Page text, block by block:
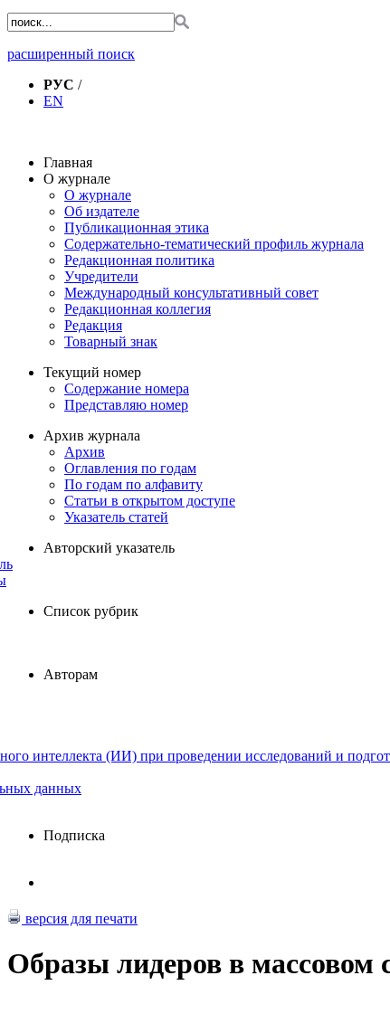
расширенный поиск
РУС /
EN
Главная
О журнале
О журнале
Об издателе
Публикационная этика
Содержательно-тематический профиль журнала
Редакционная политика
Учредители
Международный консультативный совет
Редакционная коллегия
Редакция
Товарный знак
Текущий номер
Содержание номера
Представляю номер
Архив журнала
Архив
Оглавления по годам
По годам по алфавиту
Статьи в открытом доступе
Указатель статей
Авторский указатель
Список рубрик
Авторам
интеллекта (ИИ) при проведении исследований и
данных
Подписка
версия для печати
Образы лидеров в массовом